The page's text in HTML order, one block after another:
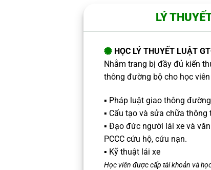
LÝ
HỌC LÝ THUYẾT LUẬT
Nhằm trang bị đầy đủ kiến
thông đường bộ cho học
▪️ Pháp luật giao thông
▪️ Cấu tạo và sửa chữa thông
▪️ Đạo đức người lái xe và
PCCC cứu hộ, cứu nạn.
▪️ Kỹ thuật lái xe
Học viên được cấp tài khoản và